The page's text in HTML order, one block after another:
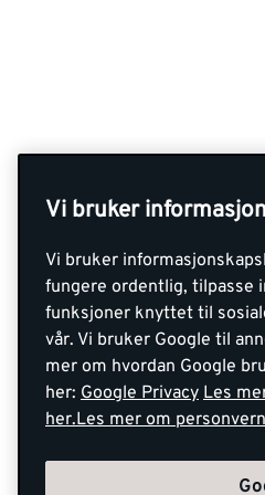
Vi bruker
Vi bruker
fungere ordentlig, tilpasse
funksjoner knyttet til
vår. Vi bruker Google til
mer om hvordan Google
her: Google Privacy Les
her.Les mer om